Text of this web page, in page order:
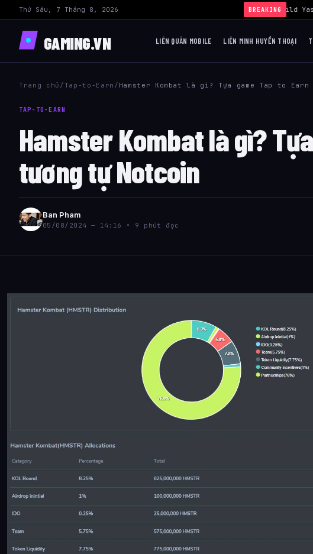
Thứ Sáu, 7 Tháng 8, 2026 BREAKING
› Build
GAMING.VN LIÊN QUÂN MOBILE LIÊN MINH HUYỀN THOẠI
Trang chủ / Tap-to-Earn / Hamster Kombat là gì? Tựa game Tap to
TAP-TO-EARN
Hamster Kombat là gì?
tương tự Notcoin
Ban Pham
05/08/2024 — 14:16 • 9 phút đọc